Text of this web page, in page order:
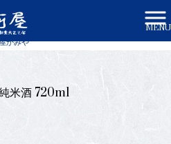
MENU
商品一覧
かみや